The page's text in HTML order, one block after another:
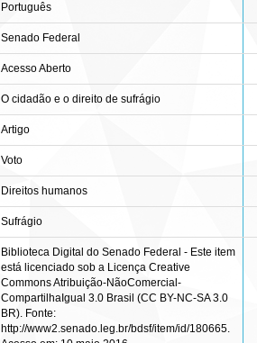
Português
Senado Federal
Acesso Aberto
O cidadão e o direito de sufrágio
Artigo
Voto
Direitos humanos
Sufrágio
Biblioteca Digital do Senado Federal - Este item
está licenciado sob a Licença Creative
Commons Atribuição-NãoComercial-
CompartilhaIgual 3.0 Brasil (CC BY-NC-SA 3.0
BR). Fonte:
http://www2.senado.leg.br/bdsf/item/id/180665.